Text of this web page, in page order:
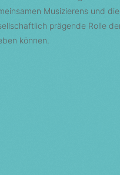
Musizierens und die
prägende Rolle
können.